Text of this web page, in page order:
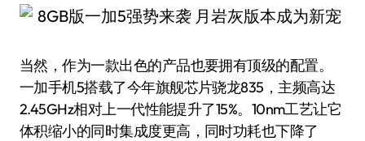
当然，作为一款出色的产品也要拥有顶级的配置。
一加手机5搭载了今年旗舰芯片骁龙835，主频高达
2.45GHz相对上一代性能提升了15%。10nm工艺让它
体积缩小的同时集成度更高，同时功耗也下降了